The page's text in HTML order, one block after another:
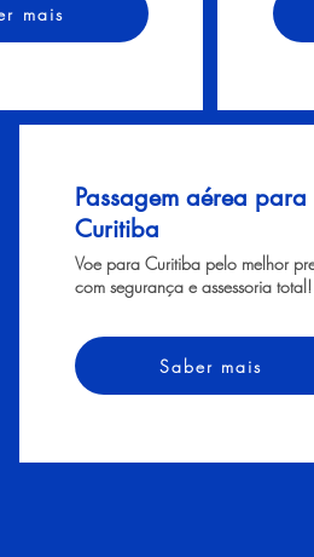
mais
Passagem aérea para
Curitiba
Voe para Curitiba pelo melhor
com segurança e assessoria total!
Saber mais